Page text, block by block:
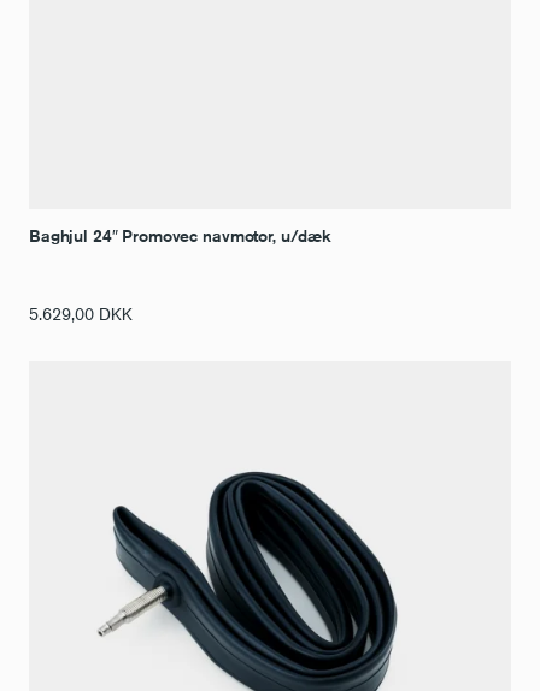
Baghjul 24″ Promovec navmotor, u/dæk
5.629,00 DKK